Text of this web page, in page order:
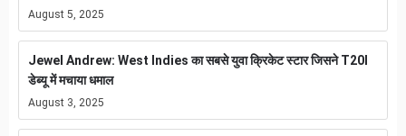
August 5, 2025
Jewel Andrew: West Indies का सबसे युवा क्रिकेट स्टार जिसने T20I
डेब्यू में मचाया धमाल
August 3, 2025